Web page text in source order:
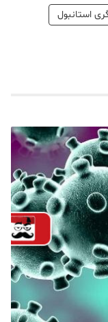
استانبول